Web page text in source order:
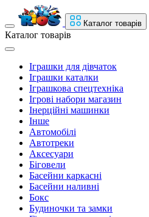
Каталог товарів
Каталог товарів
Іграшки для дівчаток
Іграшки каталки
Іграшкова спецтехніка
Ігрові набори магазин
Інерційні машинки
Інше
Автомобілі
Автотреки
Аксесуари
Біговели
Басейни каркасні
Басейни наливні
Бокс
Будиночки та замки